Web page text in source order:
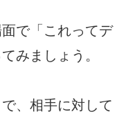
で「これってデ
みましょう。
、相手に対して